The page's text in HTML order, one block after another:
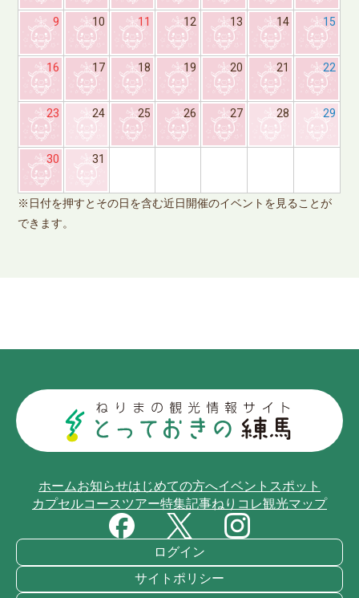
9 10 11 12 13 14 15
16 17 18 19 20 21 22
23 24 25 26 27 28 29
30 31
※日付を押すとその日を含む近日開催のイベントを見ることが
できます。
ホームお知らせはじめての方へイベントスポット
カプセルコースツアー特集記事ねりコレ観光マップ
ログイン
サイトポリシー